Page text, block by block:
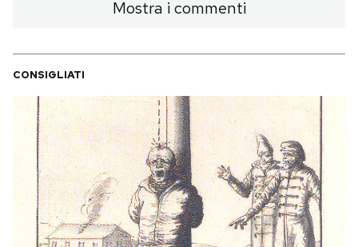
Mostra i commenti
CONSIGLIATI